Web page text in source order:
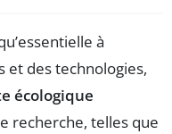
à
et des technologies,
écologique
recherche, telles que